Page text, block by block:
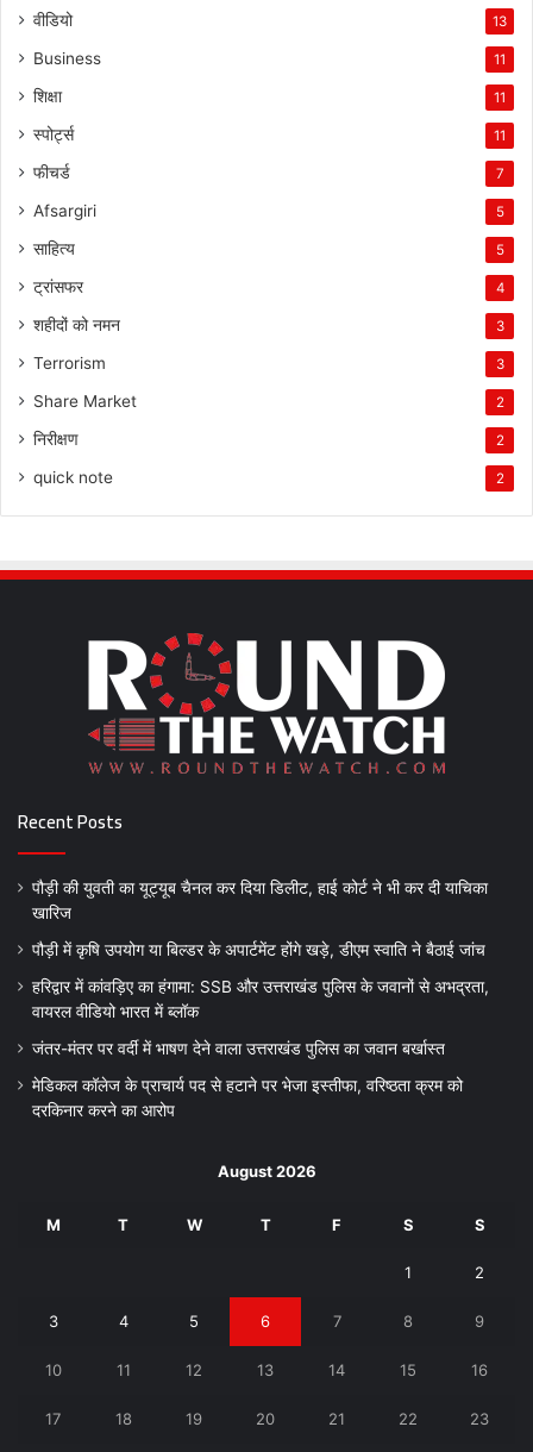
वीडियो 13
Business 11
शिक्षा 11
स्पोर्ट्स 11
फीचर्ड 7
Afsargiri 5
साहित्य 5
ट्रांसफर 4
शहीदों को नमन 3
Terrorism 3
Share Market 2
निरीक्षण 2
quick note 2
Recent Posts
पौड़ी की युवती का यूट्यूब चैनल कर दिया डिलीट, हाई कोर्ट ने भी कर दी याचिका
खारिज
पौड़ी में कृषि उपयोग या बिल्डर के अपार्टमेंट होंगे खड़े, डीएम स्वाति ने बैठाई जांच
हरिद्वार में कांवड़िए का हंगामा: SSB और उत्तराखंड पुलिस के जवानों से अभद्रता,
वायरल वीडियो भारत में ब्लॉक
जंतर-मंतर पर वर्दी में भाषण देने वाला उत्तराखंड पुलिस का जवान बर्खास्त
मेडिकल कॉलेज के प्राचार्य पद से हटाने पर भेजा इस्तीफा, वरिष्ठता क्रम को
दरकिनार करने का आरोप
August 2026
M T W T F S S
1 2
3 4 5 6 7 8 9
10 11 12 13 14 15 16
17 18 19 20 21 22 23